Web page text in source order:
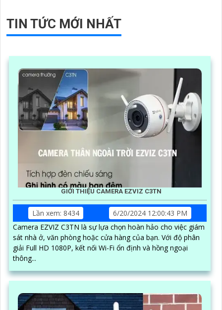
TIN TỨC MỚI NHẤT
GIỚI THIỆU CAMERA EZVIZ C3TN
Lần xem: 8434
6/20/2024 12:00:43 PM
Camera EZVIZ C3TN là sự lựa chọn hoàn hảo cho việc giám
sát nhà ở, văn phòng hoặc cửa hàng của bạn. Với độ phân
giải Full HD 1080P, kết nối Wi-Fi ổn định và hồng ngoại
thông...